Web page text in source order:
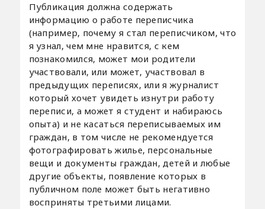
Публикация должна содержать
информацию о работе переписчика
(например, почему я стал переписчиком, что
я узнал, чем мне нравится, с кем
познакомился, может мои родители
участвовали, или может, участвовал в
предыдущих переписях, или я журналист
который хочет увидеть изнутри работу
переписи, а может я студент и набираюсь
опыта) и не касаться переписываемых им
граждан, в том числе не рекомендуется
фотографировать жилье, персональные
вещи и документы граждан, детей и любые
другие объекты, появление которых в
публичном поле может быть негативно
восприняты третьими лицами.